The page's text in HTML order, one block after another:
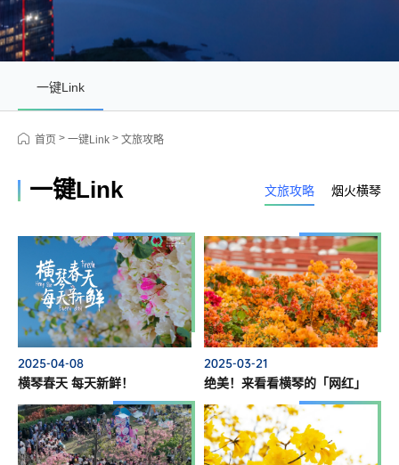
一键Link
首页 > 一键Link > 文旅攻略
一键Link 文旅攻略 烟火横琴
2025-04-08
横琴春天 每天新鲜！
2025-03-21
绝美！来看看横琴的「网红」